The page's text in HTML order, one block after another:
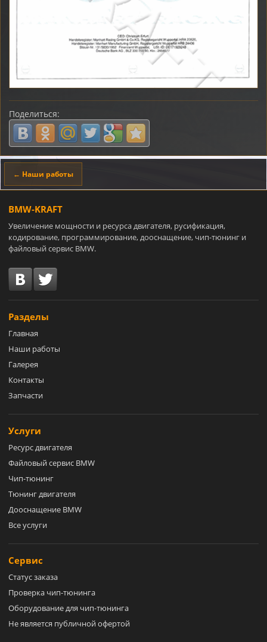
Поделиться:
← Наши работы
BMW-KRAFT
Увеличение мощности и ресурса двигателя, русификация,
кодирование, программирование, дооснащение, чип-тюнинг и
файловый сервис BMW.
Разделы
Главная
Наши работы
Галерея
Контакты
Запчасти
Услуги
Ресурс двигателя
Файловый сервис BMW
Чип-тюнинг
Тюнинг двигателя
Дооснащение BMW
Все услуги
Сервис
Статус заказа
Проверка чип-тюнинга
Оборудование для чип-тюнинга
Не является публичной офертой